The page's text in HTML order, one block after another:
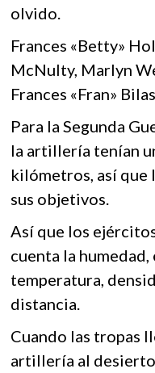
olvido.
Frances «Betty»
McNulty, Marlyn
Frances «Fran»
Para la Segunda
la artillería tenían
kilómetros, así
sus objetivos.
Así que los
cuenta la
temperatura,
distancia.
Cuando las tropas
artillería al